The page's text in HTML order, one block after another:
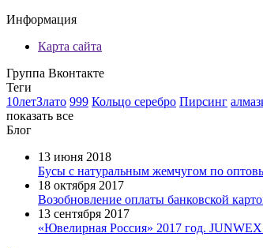
Информация
Карта сайта
Группа Вконтакте
Теги
10летЗлато 999 Кольцо серебро Пирсинг
показать все
Блог
13 июня 2018
Бусы с натуральным жемчугом по
18 октября 2017
Возобновление оплаты банковской
13 сентября 2017
«Ювелирная Россия» 2017 год.